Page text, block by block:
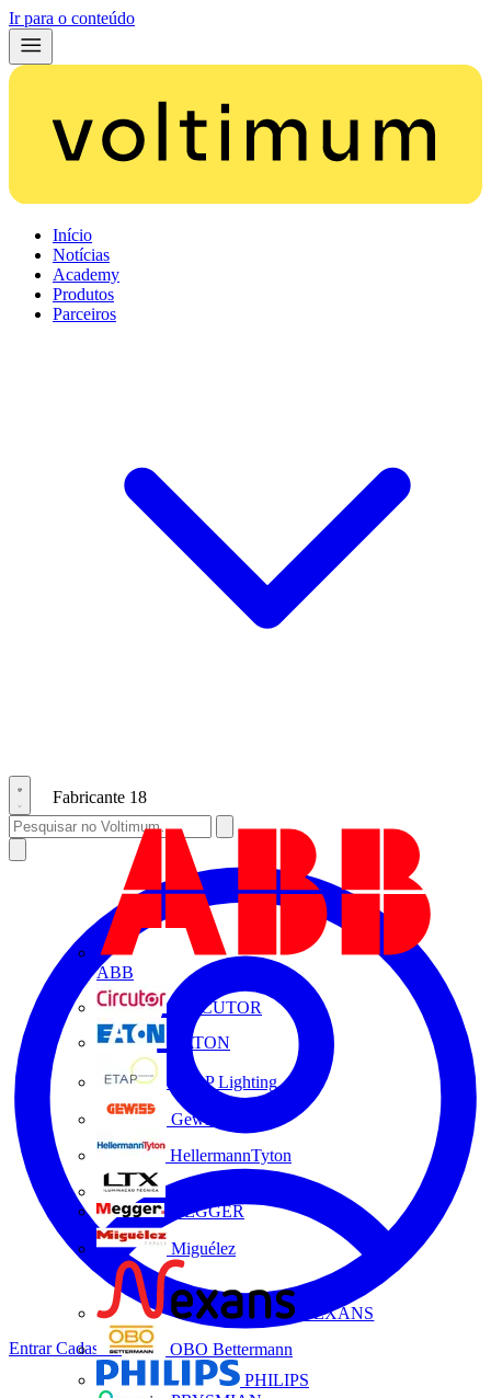
Ir para o conteúdo
Início
Notícias
Academy
Produtos
Parceiros
Fabricante 18
ABB
CIRCUTOR
EATON
ETAP Lighting
Gewiss
HellermannTyton
MEGGER
Miguélez
NEXANS
OBO Bettermann
PHILIPS
EntrarCadastrar